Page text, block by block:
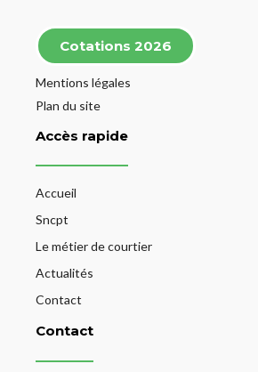
Cotations 2026
Mentions légales
Plan du site
Accès rapide
Accueil
Sncpt
Le métier de courtier
Actualités
Contact
Contact